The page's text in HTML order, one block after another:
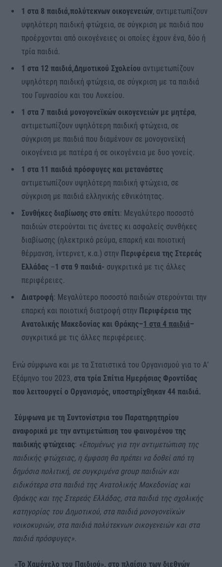
1 στα 8 παιδιά,πολύτεκνων οικογενειών, αντιμετωπίζουν
υψηλότερη παιδική φτώχεια, σε σύγκριση με παιδιά που
προέρχονται από οικογένειες οι οποίες έχουν ένα, δύο ή
τρία παιδιά.
1 στα 12 παιδιά,Δημοτικού Σχολείου αντιμετωπίζουν
υψηλότερη παιδική φτώχεια, σε σύγκριση με τα παιδιά
του Γυμνασίου και του Λυκείου.
1 στα 7 παιδιά μονογονεϊκών οικογενειών με μητέρα,
αντιμετωπίζουν υψηλότερη παιδική φτώχεια, σε
σύγκριση με παιδιά που διαμένουν σε μονογονεϊκή
οικογένεια με πατέρα ή σε οικογένεια με δυο γονείς.
1 στα 11 παιδιά πρόσφυγες και μετανάστες
αντιμετωπίζουν υψηλότερη παιδική φτώχεια, σε
σύγκριση με παιδιά ελληνικής εθνικότητας.
Συνθήκες διαβίωσης στο σπίτι: Μεγαλύτερο ποσοστό
παιδιών στερούνται τις άνετες κι ασφαλείς συνθήκες
διαβίωσης (ηλεκτρικό ρεύμα, επαρκή και ποιοτική
θέρμανση, ίντερνετ, κ.α.) στην Περιφέρεια της Στερεάς
Ελλάδας –1 στα 9 παιδιά- συγκριτικά με τις άλλες
περιφέρειες.
Διατροφή: Μεγαλύτερο ποσοστό παιδιών στερούνται την
επαρκή και ποιοτική διατροφή στην Περιφέρεια της
Ανατολικής Μακεδονίας και Θράκης–1 στα 4 παιδιά–
συγκριτικά με τις άλλες περιφέρειες.
Ενώ σύμφωνα και με τα Στατιστικά του Οργανισμού για το Α’
Εξάμηνο του 2023, στα τρία Σπίτια Ημερήσιας Φροντίδας
που λειτουργεί ο Οργανισμός, υποστηρίχθηκαν 44 παιδιά.
Σύμφωνα με τη Συντονίστρια του Παρατηρητηρίου
αναφορικά με την αντιμετώπιση του φαινομένου της
παιδικής φτώχειας: «Επομένως για την αντιμετώπιση της
παιδικής φτώχειας, η έμφαση θα πρέπει να δοθεί από τη
δημόσια πολιτική, σε συγκριμένα group παιδιών και
ειδικότερα στα παιδιά της Ανατολικής Μακεδονίας και
Θράκης και της Στερεάς Ελλάδας, στα παιδιά της σχολικής
κατηγορίας του Δημοτικού, στα παιδιά μονογονεϊκών
νοικοκυριών, στα παιδιά πολύτεκνων οικογενειών και στα
παιδιά πρόσφυγες».
«Το Χαμόγελο του Παιδιού», στο πλαίσιο των διεθνών